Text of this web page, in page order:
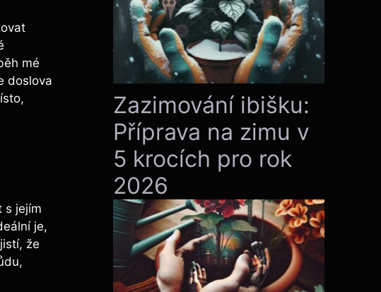
mé
doslova
s jejím
je,
že
Zazimování ibišku:
Příprava na zimu v
5 krocích pro rok
2026